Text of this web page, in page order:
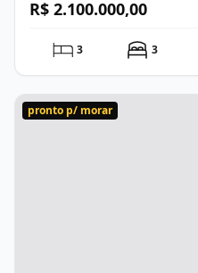
R$ 2.100.000,00
3 3
pronto p/ morar